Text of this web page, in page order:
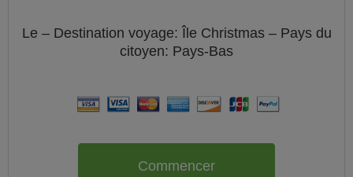
Le – Destination voyage: Île Christmas – Pays du
citoyen: Pays-Bas
Commencer